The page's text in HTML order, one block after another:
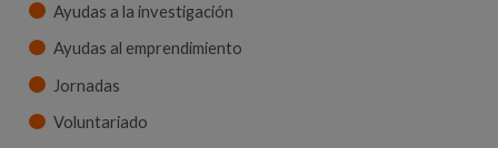
Ayudas a la investigación
Ayudas al emprendimiento
Jornadas
Voluntariado